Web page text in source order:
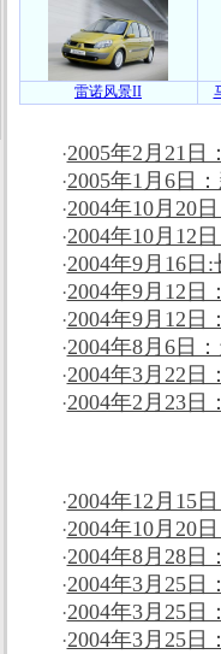
雷诺风景II
·2005年2月21日
·2005年1月6日
·2004年10月20
·2004年10月12
·2004年9月16日
·2004年9月12日
·2004年9月12日
·2004年8月6日
·2004年3月22日
·2004年2月23日
·2004年12月15
·2004年10月20
·2004年8月28日
·2004年3月25日
·2004年3月25日
·2004年3月25日